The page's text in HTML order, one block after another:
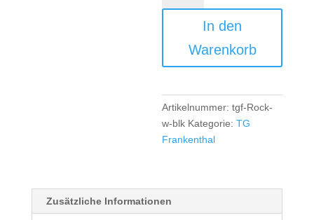
TK
In den
Warenkorb
Artikelnummer:tgf-Rock-
w-blk Kategorie:TG
Frankenthal
Zusätzliche Informationen